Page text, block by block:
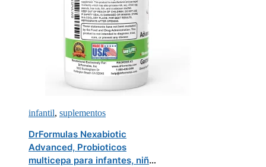
infantil, suplementos
DrFormulas Nexabiotic
Advanced, Probioticos
multicepa para infantes, niños